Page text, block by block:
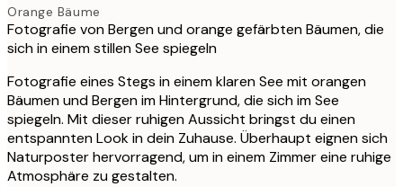
Orange Bäume
Fotografie von Bergen und orange gefärbten Bäumen, die
sich in einem stillen See spiegeln
Fotografie eines Stegs in einem klaren See mit orangen
Bäumen und Bergen im Hintergrund, die sich im See
spiegeln. Mit dieser ruhigen Aussicht bringst du einen
entspannten Look in dein Zuhause. Überhaupt eignen sich
Naturposter hervorragend, um in einem Zimmer eine ruhige
Atmosphäre zu gestalten.